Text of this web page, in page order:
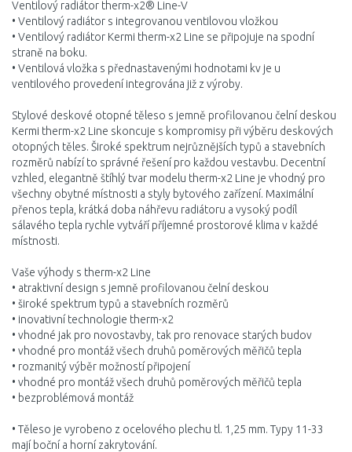
Ventilový radiátor therm-x2® Line-V
• Ventilový radiátor s integrovanou ventilovou vložkou
• Ventilový radiátor Kermi therm-x2 Line se připojuje na spodní
straně na boku.
• Ventilová vložka s přednastavenými hodnotami kv je u
ventilového provedení integrována již z výroby.
Stylové deskové otopné těleso s jemně profilovanou čelní deskou
Kermi therm-x2 Line skoncuje s kompromisy při výběru deskových
otopných těles. Široké spektrum nejrůznějších typů a stavebních
rozměrů nabízí to správné řešení pro každou vestavbu. Decentní
vzhled, elegantně štíhlý tvar modelu therm-x2 Line je vhodný pro
všechny obytné místnosti a styly bytového zařízení. Maximální
přenos tepla, krátká doba náhřevu radiátoru a vysoký podíl
sálavého tepla rychle vytváří příjemné prostorové klima v každé
místnosti.
Vaše výhody s therm-x2 Line
• atraktivní design s jemně profilovanou čelní deskou
• široké spektrum typů a stavebních rozměrů
• inovativní technologie therm-x2
• vhodné jak pro novostavby, tak pro renovace starých budov
• vhodné pro montáž všech druhů poměrových měřičů tepla
• rozmanitý výběr možností připojení
• vhodné pro montáž všech druhů poměrových měřičů tepla
• bezproblémová montáž
• Těleso je vyrobeno z ocelového plechu tl. 1,25 mm. Typy 11-33
mají boční a horní zakrytování.